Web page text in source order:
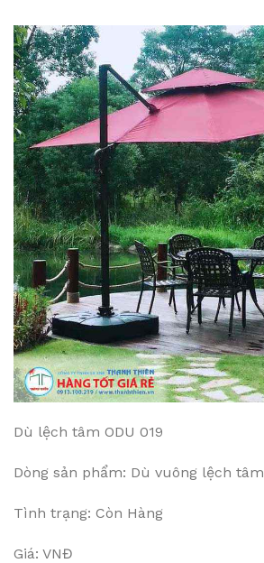
Dù lệch tâm ODU 019
Dòng sản phẩm: Dù vuông lệch tâm
Tình trạng: Còn Hàng
Giá: VNĐ